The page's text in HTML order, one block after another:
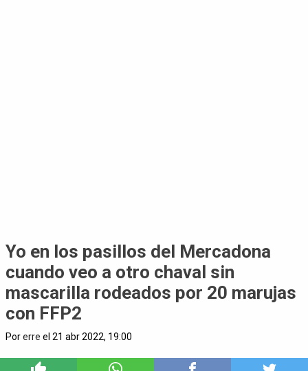
Yo en los pasillos del Mercadona
cuando veo a otro chaval sin
mascarilla rodeados por 20 marujas
con FFP2
Porerre el 21 abr 2022, 19:00